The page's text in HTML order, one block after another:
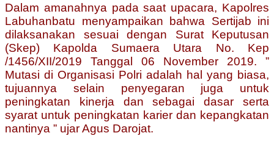
Dalam amanahnya pada saat upacara, Kapolres
Labuhanbatu menyampaikan bahwa Sertijab ini
dilaksanakan sesuai dengan Surat Keputusan
(Skep) Kapolda Sumaera Utara No. Kep
/1456/XII/2019 Tanggal 06 November 2019. ”
Mutasi di Organisasi Polri adalah hal yang biasa,
tujuannya selain penyegaran juga untuk
peningkatan kinerja dan sebagai dasar serta
syarat untuk peningkatan karier dan kepangkatan
nantinya ” ujar Agus Darojat.